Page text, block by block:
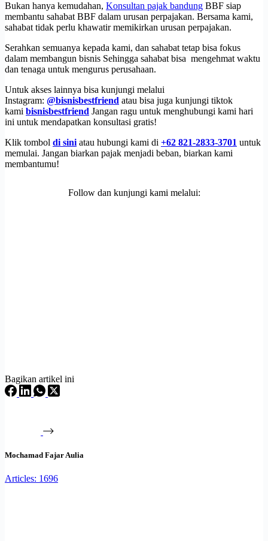
Bukan hanya kemudahan, Konsultan pajak bandung BBF siap
membantu sahabat BBF dalam urusan perpajakan. Bersama kami,
sahabat tidak perlu khawatir memikirkan urusan perpajakan.
Serahkan semuanya kepada kami, dan sahabat tetap bisa fokus
dalam membangun bisnis Sehingga sahabat bisa mengehmat waktu
dan tenaga untuk mengurus perusahaan.
Untuk akses lainnya bisa kunjungi melalui
Instagram: @bisnisbestfriend atau bisa juga kunjungi tiktok
kami bisnisbestfriend Jangan ragu untuk menghubungi kami hari
ini untuk mendapatkan konsultasi gratis!
Klik tombol di sini atau hubungi kami di +62 821-2833-3701 untuk
memulai. Jangan biarkan pajak menjadi beban, biarkan kami
membantumu!
Follow dan kunjungi kami melalui:
Bagikan artikel ini
Mochamad Fajar Aulia
Articles: 1696